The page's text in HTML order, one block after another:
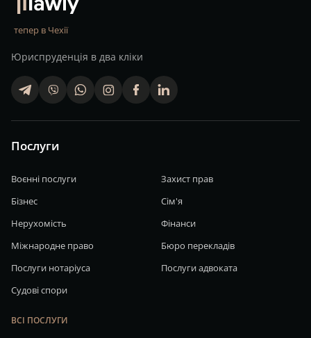
тепер в Чехії
Юриспруденція в два кліки
telegram viber whatsapp finstagram facebook linkedin
Послуги
Воєнні послуги
Захист прав
Бізнес
Сім'я
Нерухомість
Фінанси
Міжнародне право
Бюро перекладів
Послуги нотаріуса
Послуги адвоката
Судові спори
ВСІ ПОСЛУГИ